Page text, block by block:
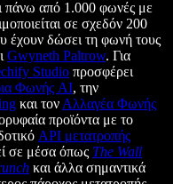
πάνω από 1.000 φωνές με
σε σχεδόν 200
έχουν δώσει τη φωνή τους
Gwyneth Paltrow. Για
Studio προσφέρει
Φωνής AI, την
και τον Αλλαγέα Φωνής
προϊόντα με το
API μετατροπής
σε μέσα όπως The Wall
και άλλα σημαντικά